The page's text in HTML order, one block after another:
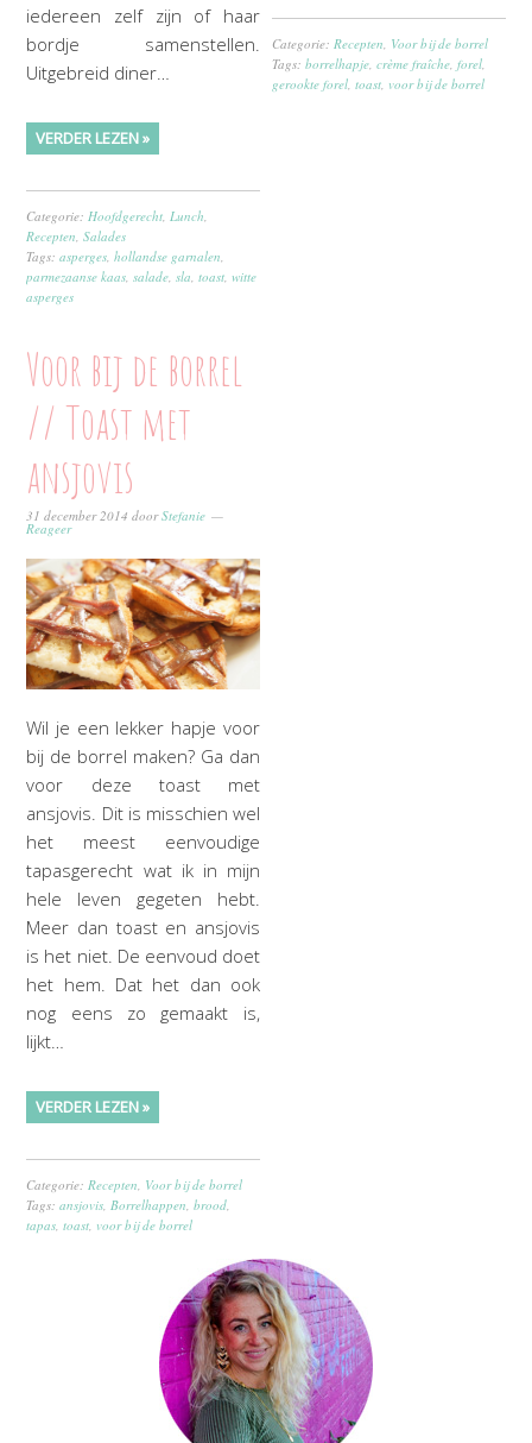
iedereen zelf zijn of haar
bordje samenstellen.
Uitgebreid diner…
VERDER LEZEN »
Categorie: Hoofdgerecht Lunch
Recepten ,Salades
Tags:asperges ,hollandse garnalen
parmezaanse kaas ,salade ,sla ,toast ,witte
asperges
Categorie:Recepten, Voor bij de borrel
Tags:borrelhapje,crème fraîche,forel,
gerookte forel,toast, voor bij de borrel
Voor bij de borrel
// Toast met
ansjovis
31 december 2014 doorStefanie
Reageer
Wil je een lekker hapje voor
bij de borrel maken? Ga dan
voor deze toast met
ansjovis. Dit is misschien wel
het meest eenvoudige
tapasgerecht wat ik in mijn
hele leven gegeten hebt.
Meer dan toast en ansjovis
is het niet. De eenvoud doet
het hem. Dat het dan ook
nog eens zo gemaakt is,
lijkt…
VERDER LEZEN »
Categorie:Recepten, Voor bij de borrel
Tags:ansjovis,Borrelhappen,brood,
tapas,toast, voor bij de borrel